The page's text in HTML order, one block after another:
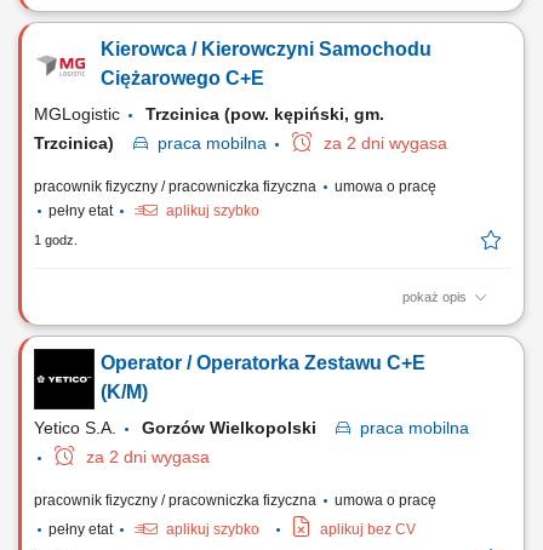
Zadania Montaż oraz demontaż systemowych szalunków budowlanych
żelbetowych na budowach w Niemczech; Prawidłowa realizacja
powierzonych robót budowlanych na podstawie dokumentacji
Kierowca / Kierowczyni Samochodu
Ciężarowego C+E
MGLogistic
Trzcinica (pow. kępiński, gm.
Trzcinica)
praca mobilna za 2 dni wygasa
pracownik fizyczny / pracowniczka fizyczna
umowa o pracę
pełny etat
aplikuj szybko
1 godz.
pokaż opis
Opis stanowiska Wykonywanie przewozów krajowych zgodnie z
planem transportowym. Bezpieczne prowadzenie pojazdu oraz
terminowa realizacja zleceń. Praca na stałych trasach zapewniających
przewidywalną organizację dnia. Utrzymywanie bieżącego kontaktu ze
spedytorem. Dbanie o stan techniczny...
Operator / Operatorka Zestawu C+E
(K/M)
Yetico S.A. Gorzów Wielkopolski praca mobilna
za 2 dni wygasa
pracownik fizyczny / pracowniczka fizyczna
umowa o pracę
pełny etat
aplikuj szybko aplikuj bez CV